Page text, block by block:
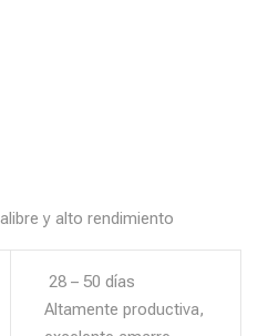
y alto rendimiento
28 – 50 días
Altamente productiva,